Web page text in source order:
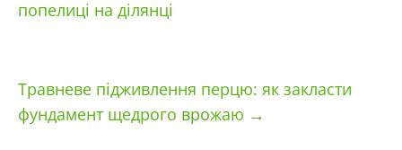
попелиці на ділянці
Травневе підживлення перцю: як закласти
фундамент щедрого врожаю →